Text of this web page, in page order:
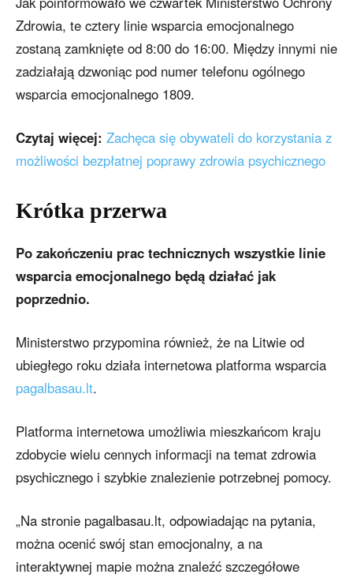
Zdrowia, te cztery linie wsparcia emocjonalnego
zostaną zamknięte od 8:00 do 16:00. Między innymi nie
zadziałają dzwoniąc pod numer telefonu ogólnego
wsparcia emocjonalnego 1809.
Czytaj więcej: Zachęca się obywateli do korzystania z
możliwości bezpłatnej poprawy zdrowia psychicznego
Krótka przerwa
Po zakończeniu prac technicznych wszystkie linie
wsparcia emocjonalnego będą działać jak
poprzednio.
Ministerstwo przypomina również, że na Litwie od
ubiegłego roku działa internetowa platforma wsparcia
pagalbasau.lt.
Platforma internetowa umożliwia mieszkańcom kraju
zdobycie wielu cennych informacji na temat zdrowia
psychicznego i szybkie znalezienie potrzebnej pomocy.
„Na stronie pagalbasau.lt, odpowiadając na pytania,
można ocenić swój stan emocjonalny, a na
interaktywnej mapie można znaleźć szczegółowe